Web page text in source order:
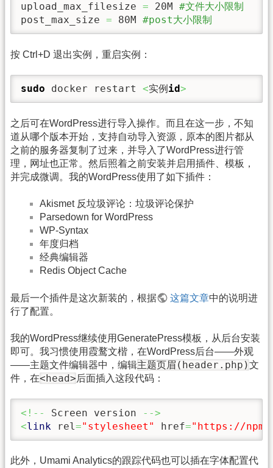
upload_max_filesize = 20M
post_max_size = 80M #post大小限制
按 Ctrl+D 退出实例，重启实例：
sudo docker restart <实例 id>
之后可在WordPress进行导入操作。而且在这一步，不知
道从哪个版本开始，支持自动导入资源，原本的图片都从
之前的服务器复制了过来，并导入了WordPress进行管
理，网址也正常。然后照着之前安装并启用插件、模板，
并完成微调。我的WordPress使用了如下插件：
Akismet 反垃圾评论：垃圾评论保护
Parsedown for WordPress
WP-Syntax
年度归档
经典编辑器
Redis Object Cache
最后一个插件是这次新装的，根据 这篇文章中的说明进
行了配置。
我的WordPress继续使用GeneratePress模板，从后台安装
即可。我习惯使用霞鹜文楷，在WordPress后台——外观
——主题文件编辑器中，编辑主题页眉(header.php)文
件，在<head>后面插入这段代码：
<!-- Screen version
-->
<link rel ="stylesheet" href="https://
此外，Umami Analytics的跟踪代码也可以插在字体配置代